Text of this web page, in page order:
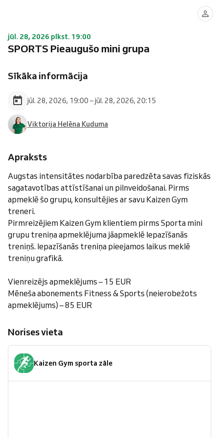
jūl. 28, 2026 plkst. 19:00
SPORTS Pieaugušo mini grupa
Sīkāka informācija
jūl. 28, 2026, 19:00 – jūl. 28, 2026, 20:15
Viktorija Helēna Kuduma
Apraksts
Augstas intensitātes nodarbība paredzēta savas fiziskās
sagatavotības attīstīšanai un pilnveidošanai. Pirms
apmeklē šo grupu, konsultējies ar savu Kaizen Gym
treneri.
Pirmreizējiem Kaizen Gym klientiem pirms Sporta mini
grupu treniņa apmeklējuma jāapmeklē Iepazīšanās
treniņš. Iepazīšanās treniņa pieejamos laikus meklē
treniņu grafikā.
Vienreizējs apmeklējums – 15 EUR
Mēneša abonements Fitness & Sports (neierobežots
apmeklējums) – 85 EUR
Norises vieta
Kaizen Gym sporta zāle